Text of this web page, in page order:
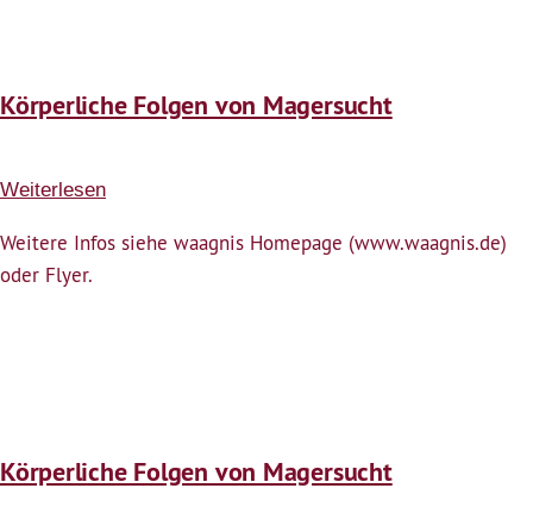
Körperliche Folgen von Magersucht
Weiterlesen
Folgen
Weitere Infos siehe waagnis Homepage (www.waagnis.de)
oder Flyer.
Körperliche Folgen von Magersucht